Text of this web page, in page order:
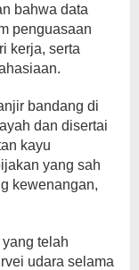
bahwa data
penguasaan
kerja, serta
bandang di
dan disertai
kayu
yang sah
kewenangan,
telah
udara selama